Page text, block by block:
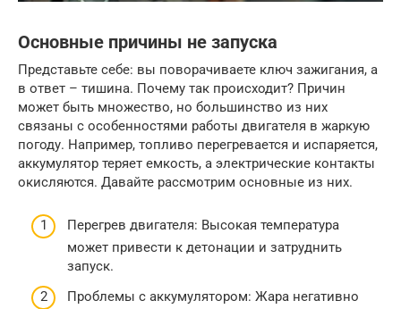
Основные причины не запуска
Представьте себе: вы поворачиваете ключ зажигания, а
в ответ – тишина. Почему так происходит? Причин
может быть множество, но большинство из них
связаны с особенностями работы двигателя в жаркую
погоду. Например, топливо перегревается и испаряется,
аккумулятор теряет емкость, а электрические контакты
окисляются. Давайте рассмотрим основные из них.
Перегрев двигателя: Высокая температура
может привести к детонации и затруднить
запуск.
Проблемы с аккумулятором: Жара негативно